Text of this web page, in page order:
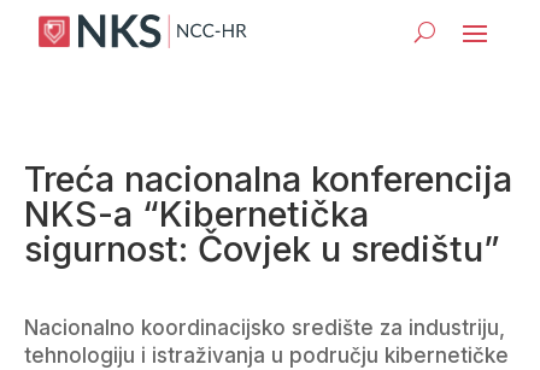
Treća nacionalna konferencija
NKS-a “Kibernetička
sigurnost: Čovjek u središtu”
Nacionalno koordinacijsko središte za industriju,
tehnologiju i istraživanja u području kibernetičke